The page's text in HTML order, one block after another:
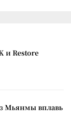
и Restore
Мьянмы вплавь